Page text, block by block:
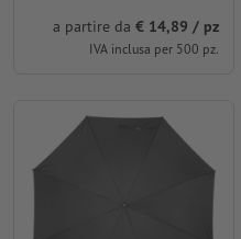
a partire da € 14,89 / pz
IVA inclusa per 500 pz.